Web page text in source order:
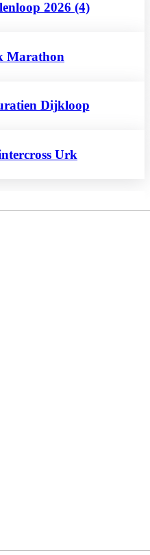
2026 (4)
Marathon
Dijkloop
Urk